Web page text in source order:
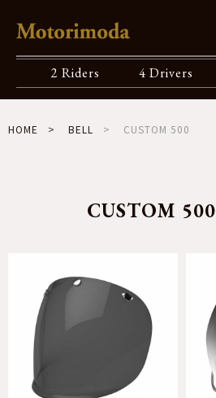
2 Riders 4 Drivers
HOME BELL CUSTOM 500
CUSTOM 500